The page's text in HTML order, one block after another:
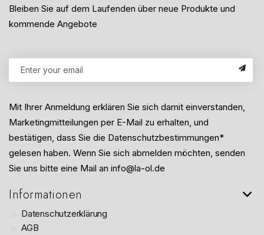
Bleiben Sie auf dem Laufenden über neue Produkte und
kommende Angebote
Mit Ihrer Anmeldung erklären Sie sich damit einverstanden,
Marketingmitteilungen per E-Mail zu erhalten, und
bestätigen, dass Sie die Datenschutzbestimmungen*
gelesen haben. Wenn Sie sich abmelden möchten, senden
Sie uns bitte eine Mail an info@la-ol.de
Informationen
Datenschutzerklärung
AGB